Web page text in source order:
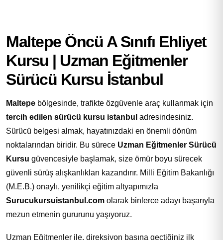
Maltepe Öncü A Sınıfı Ehliyet
Kursu | Uzman Eğitmenler
Sürücü Kursu İstanbul
Maltepe bölgesinde, trafikte özgüvenle araç kullanmak için
tercih edilen sürücü kursu istanbul adresindesiniz.
Sürücü belgesi almak, hayatınızdaki en önemli dönüm
noktalarından biridir. Bu sürece Uzman Eğitmenler Sürücü
Kursu güvencesiyle başlamak, size ömür boyu sürecek
güvenli sürüş alışkanlıkları kazandırır. Milli Eğitim Bakanlığı
(M.E.B.) onaylı, yenilikçi eğitim altyapımızla
Surucukursuistanbul.com olarak binlerce adayı başarıyla
mezun etmenin gururunu yaşıyoruz.
Uzman Eğitmenler ile, direksiyon başına geçtiğiniz ilk